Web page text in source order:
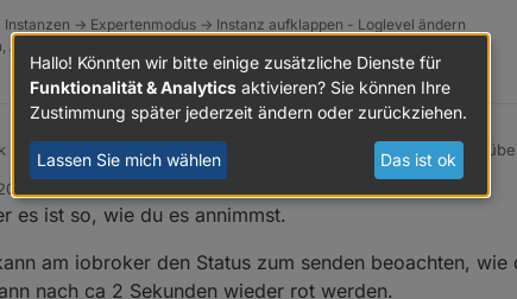
-> Expertenmodus -> Instanz aufklappen - Loglevel ändern
schneidet Zeilen ab
mir in jedem Fall nochmal ein Debug Log von einer Steueraktion
mobil internet) was schalten weil das was ich noch unsicher bin
wie es soll ... das muss ich noch sehen. Also ich glaube das
dazu brauche ich das log
07:14
es ist so, wie du es annimmst.
am iobroker den Status zum senden beoachten, wie
nach ca 2 Sekunden wieder rot werden.
Hallo! Könnten wir bitte einige zusätzliche Dienste für
Funktionalität & Analytics aktivieren? Sie können Ihre
Zustimmung später jederzeit ändern oder zurückziehen.
Lassen Sie mich wählen Das ist ok